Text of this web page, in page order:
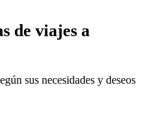
de viajes a
sus necesidades y deseos